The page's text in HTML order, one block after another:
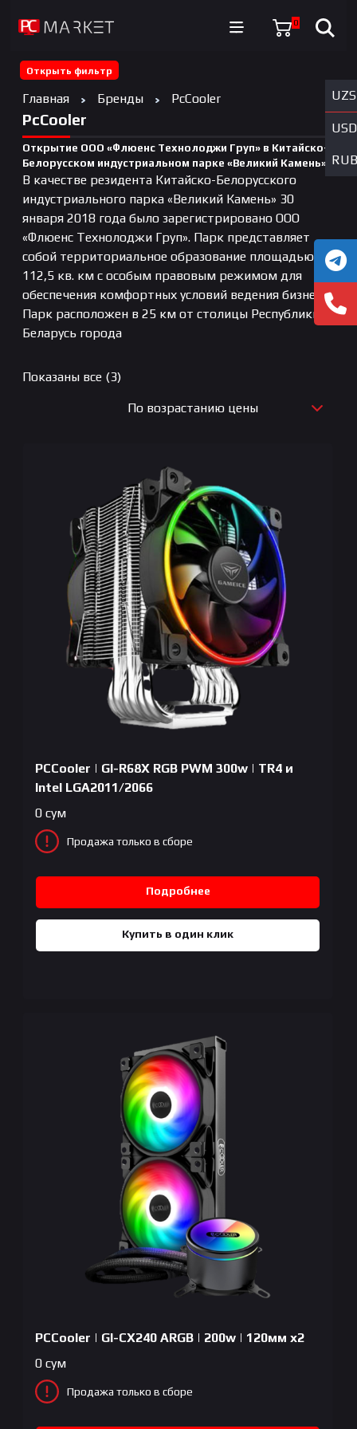
0
UZS
USD
RUB
Открыть фильтр
Главная Бренды PcCooler
PcCooler
Открытие ООО «Флюенс Технолоджи Груп» в Китайско-
Белорусском индустриальном парке «Великий Камень»
В качестве резидента Китайско-Белорусского
индустриального парка «Великий Камень» 30
января 2018 года было зарегистрировано ООО
«Флюенс Технолоджи Груп». Парк представляет
собой территориальное образование площадью
112,5 кв. км с особым правовым режимом для
обеспечения комфортных условий ведения бизнеса.
Парк расположен в 25 км от столицы Республики
Беларусь города
Показаны все (3)Цены:
возрастанию
По возрастанию цены
По возрастанию цены
По убыванию цены
PCCooler | GI-R68X RGB PWM 300w | TR4 и
Intel LGA2011/2066
0 сум
Продажа только в сборе
Подробнее
Купить в один клик
PCCooler | GI-CX240 ARGB | 200w | 120мм x2
0 сум
Продажа только в сборе